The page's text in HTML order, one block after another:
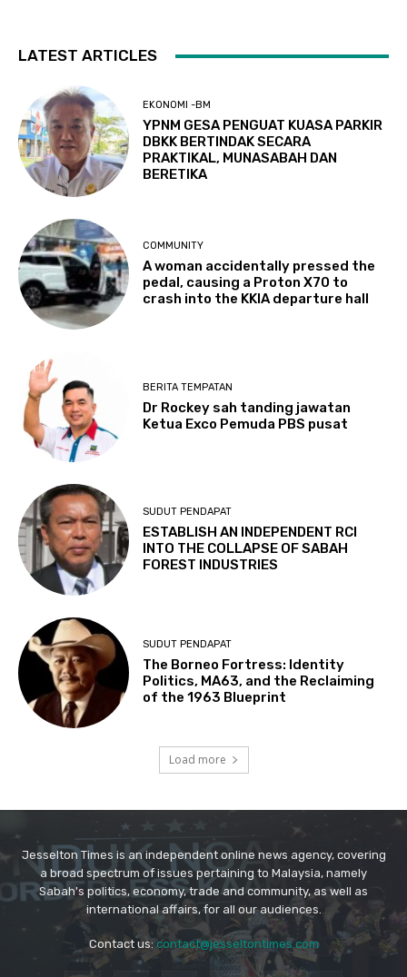
Jesselton Times is an independent online news agency, covering
a broad spectrum of issues pertaining to Malaysia, namely
Sabah's politics, economy, trade and community, as well as
international affairs, for all our audiences.
Contact us: contact@jesseltontimes.com